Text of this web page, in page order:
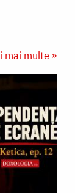
mai multe »